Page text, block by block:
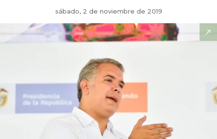
sábado, 2 de noviembre de 2019